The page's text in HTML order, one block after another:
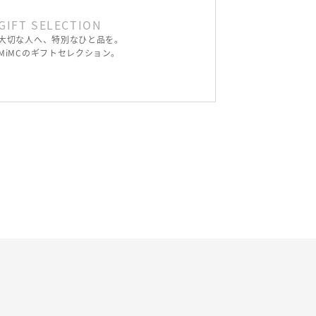
SELECTION
切な人へ、特別なひと品を。
のギフトセレクション。